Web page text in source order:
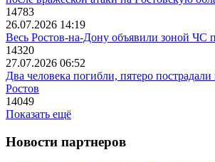
14783
26.07.2026 14:19
Весь Ростов-на-Дону объявили зоной ЧС
14320
27.07.2026 06:52
Два человека погибли, пятеро
Ростов
14049
Показать ещё
Новости партнеров